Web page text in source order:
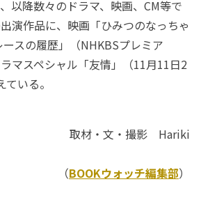
以降数々のドラマ、映画、CM等で
演作品に、映画「ひみつのなっちゃ
スの履歴」（NHKBSプレミア
マスペシャル「友情」（11月11日2
いる。
取材・文・撮影 Hariki
（BOOKウォッチ編集部）